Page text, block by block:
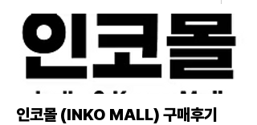
인코몰 (INKO MALL) 구매후기